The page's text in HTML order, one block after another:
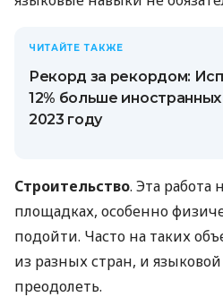
ЧИТАЙТЕ ТАКЖЕ
Рекорд за рекордом:
12% больше
2023 году
Строительство. Эта работа
площадках, особенно
подойти. Часто на таких
из разных стран, и
преодолеть.